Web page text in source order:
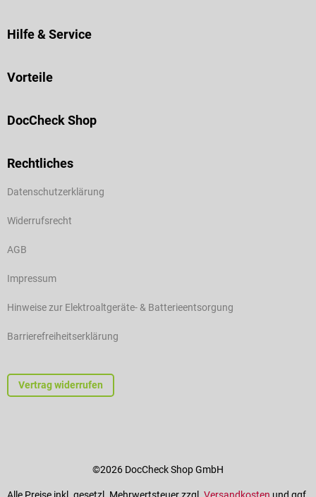
Hilfe & Service
Vorteile
DocCheck Shop
Rechtliches
Datenschutzerklärung
Widerrufsrecht
AGB
Impressum
Hinweise zur Elektroaltgeräte- & Batterieentsorgung
Barrierefreiheitserklärung
Vertrag widerrufen
©2026 DocCheck Shop GmbH